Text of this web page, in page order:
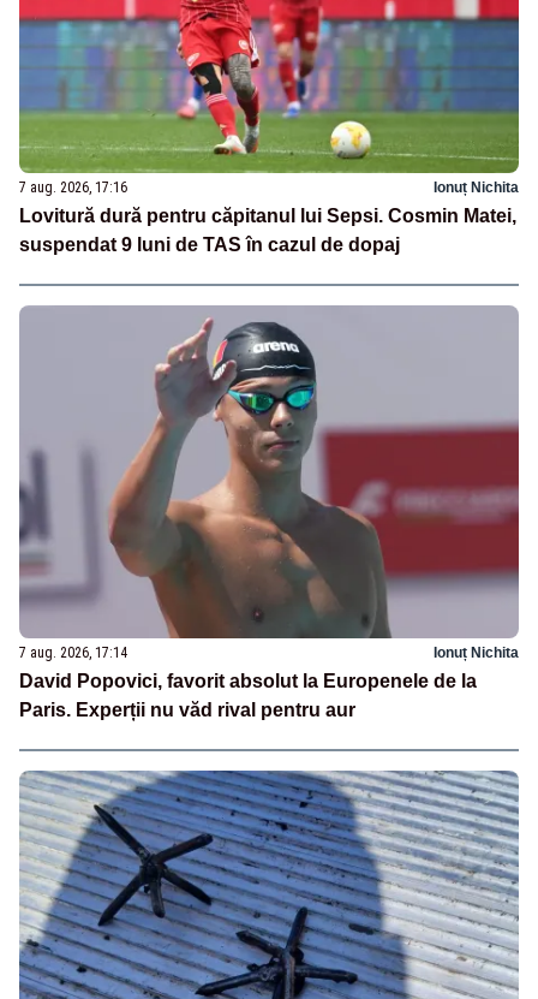
7 aug. 2026, 17:16 Ionuț Nichita
Lovitură dură pentru căpitanul lui Sepsi. Cosmin Matei,
suspendat 9 luni de TAS în cazul de dopaj
7 aug. 2026, 17:14 Ionuț Nichita
David Popovici, favorit absolut la Europenele de la
Paris. Experții nu văd rival pentru aur